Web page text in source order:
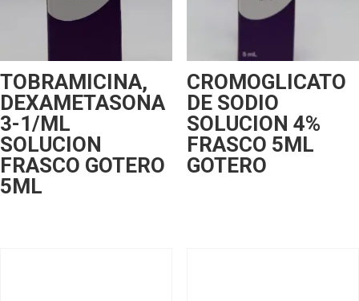
TOBRAMICINA,
DEXAMETASONA
3-1/ML
SOLUCION
FRASCO GOTERO
5ML
CROMOGLICATO
DE SODIO
SOLUCION 4%
FRASCO 5ML
GOTERO